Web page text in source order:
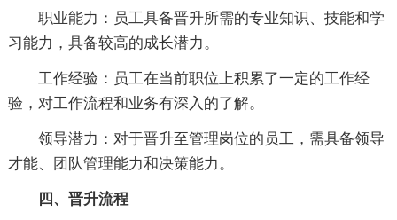
职业能力：员工具备晋升所需的专业知识、技能和学
习能力，具备较高的成长潜力。
工作经验：员工在当前职位上积累了一定的工作经
验，对工作流程和业务有深入的了解。
领导潜力：对于晋升至管理岗位的员工，需具备领导
才能、团队管理能力和决策能力。
四、晋升流程